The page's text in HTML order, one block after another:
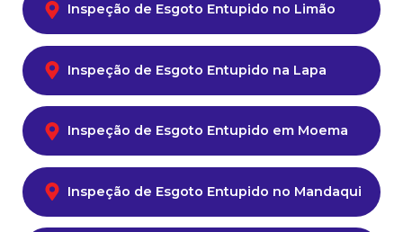
Inspeção de Esgoto Entupido no Limão
Inspeção de Esgoto Entupido na Lapa
Inspeção de Esgoto Entupido em Moema
Inspeção de Esgoto Entupido no Mandaqui